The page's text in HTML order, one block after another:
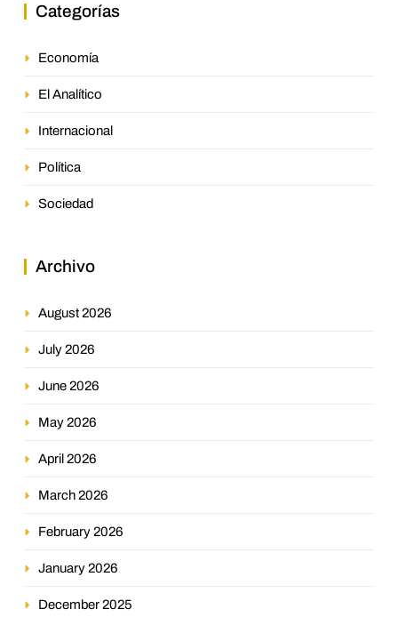
Categorías
Economía
El Analítico
Internacional
Política
Sociedad
Archivo
August 2026
July 2026
June 2026
May 2026
April 2026
March 2026
February 2026
January 2026
December 2025